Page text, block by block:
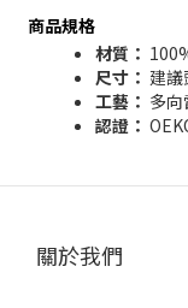
商品規格
材質：
尺寸： 建
工藝： 多
認證：
關於我們